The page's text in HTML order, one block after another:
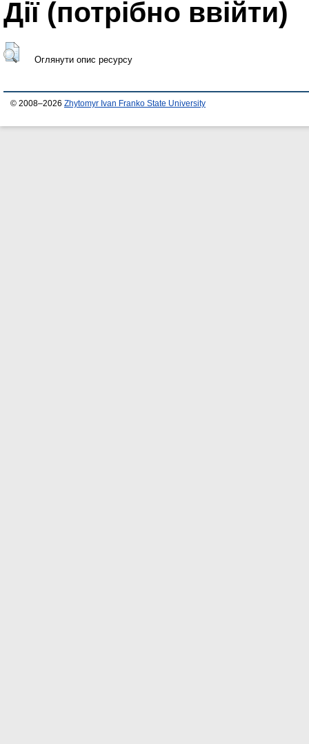
Дії ​​(потрібно ввійти)
Оглянути опис ресурсу
© 2008–2026 Zhytomyr Ivan Franko State University